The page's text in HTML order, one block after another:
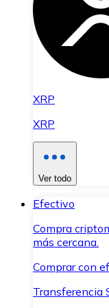
XRP
XRP
Ver todo
Efectivo
Compra
más cercana.
Comprar con
Transferencia